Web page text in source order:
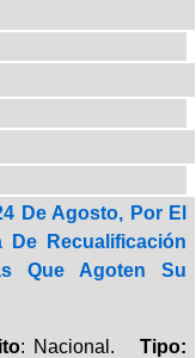
De Agosto, Por El
De Recualificación
Que Agoten Su
: Nacional. Tipo: